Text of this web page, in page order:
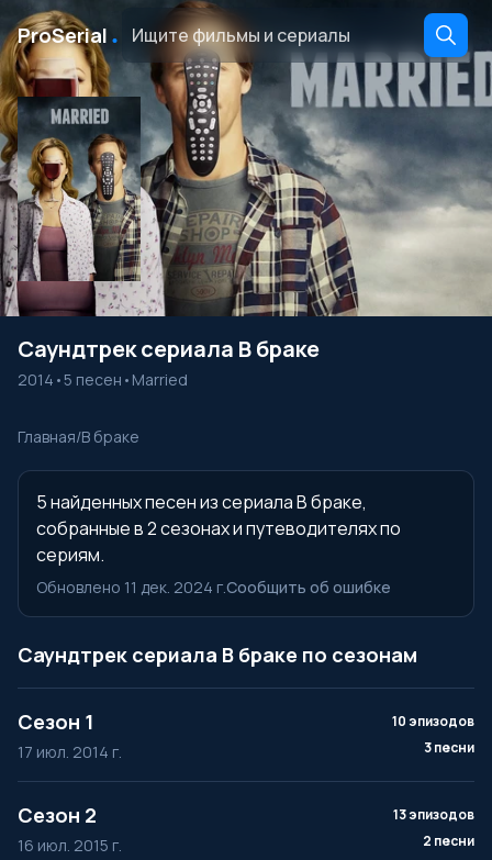
ProSerial ․
Саундтрек сериала В браке
2014 •5 песен • Married
Главная/В браке
5 найденных песен из сериала В браке,
собранные в 2 сезонах и путеводителях по
сериям.
Обновлено 11 дек. 2024 г.Сообщить об ошибке
Саундтрек сериала В браке по сезонам
Сезон 1
17 июл. 2014 г.
10 эпизодов
3 песни
Сезон 2
16 июл. 2015 г.
13 эпизодов
2 песни